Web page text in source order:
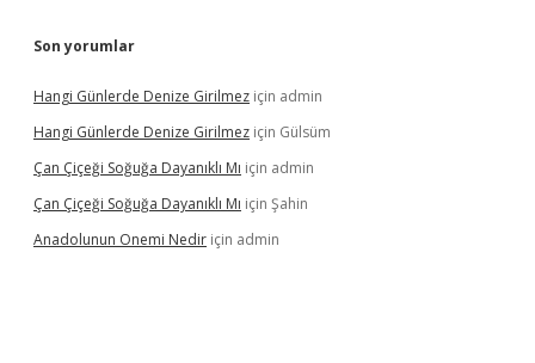
Son yorumlar
Hangi Günlerde Denize Girilmez için admin
Hangi Günlerde Denize Girilmez için Gülsüm
Çan Çiçeği Soğuğa Dayanıklı Mı için admin
Çan Çiçeği Soğuğa Dayanıklı Mı için Şahin
Anadolunun Onemi Nedir için admin